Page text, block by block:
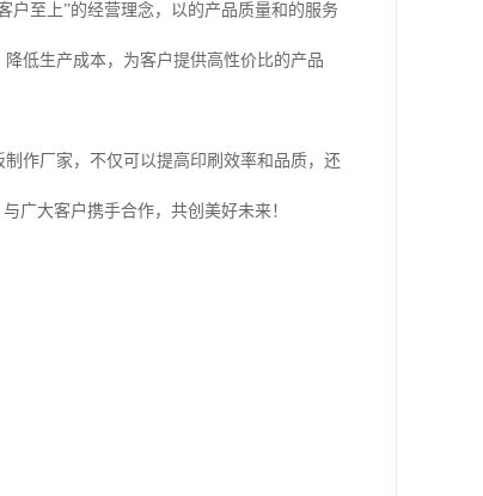
户至上”的经营理念，以的产品质量和的服务
低生产成本，为客户提供高性价比的产品
作厂家，不仅可以提高印刷效率和品质，还
广大客户携手合作，共创美好未来！